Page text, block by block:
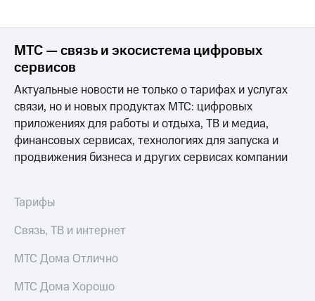
eSIM
Для дома
Выберите
и подключите
ТВ
с выгодным
тарифом
Услуги
Акции
интернета
и
ТВ
Личный
кабинет
спутникового
ТВ
Скачать
приложение
Мой
МТС
для дома
149 ₽/
МТС — связь и экосистема цифровых
сервисов
Актуальные новости не только о тарифах и услугах
связи, но и новых продуктах МТС: цифровых
приложениях для работы и отдыха, ТВ и медиа,
финансовых сервисах, технологиях для запуска и
продвижения бизнеса и других сервисах компании
Тарифы
Связь, ТВ и интернет
МТС Дома Отлично
МТС Дома Хорошо